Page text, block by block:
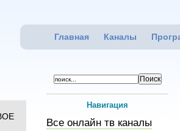
Главная Каналы
Навигация
Все онлайн тв каналы